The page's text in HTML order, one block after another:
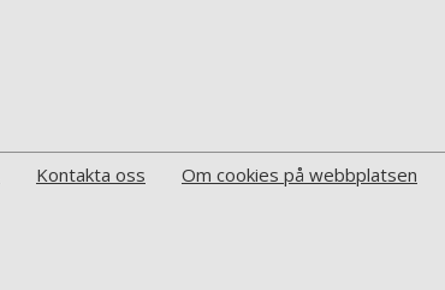
Kontakta oss Om cookies på webbplatsen